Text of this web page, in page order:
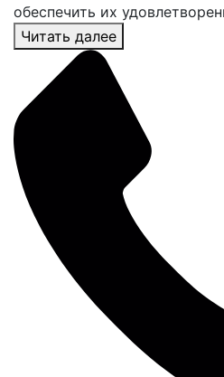
обеспечить их
Читать далее